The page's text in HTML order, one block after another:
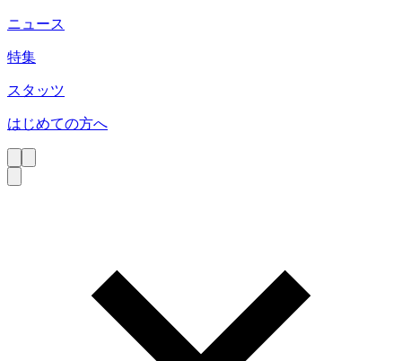
ニュース
特集
スタッツ
はじめての方へ